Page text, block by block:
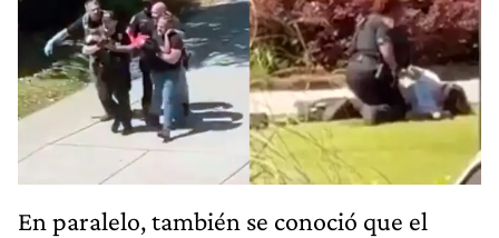
En paralelo, también se conoció que el